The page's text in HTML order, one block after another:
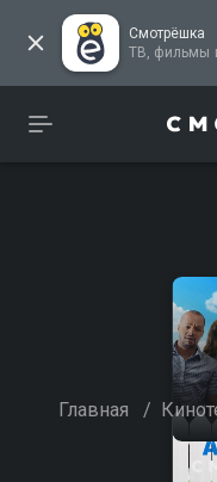
Смотрёшка
Главная /